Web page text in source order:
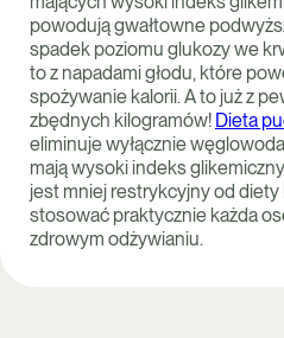
powodują gwałtowne
spadek poziomu glukozy we
to z napadami głodu, które
spożywanie kalorii. A to już z
zbędnych kilogramów! Dieta
eliminuje wyłącznie
mają wysoki indeks
jest mniej restrykcyjny od
stosować praktycznie każda
zdrowym odżywianiu.